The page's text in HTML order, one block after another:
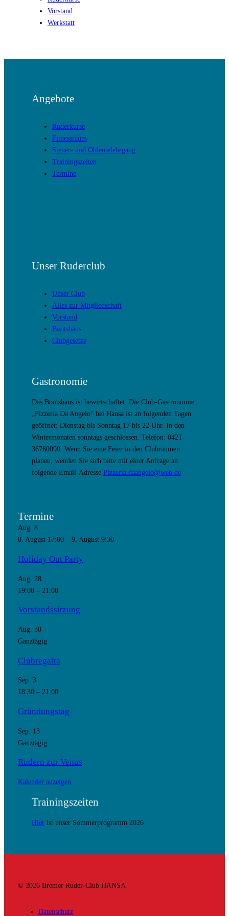
Vorstand
Werkstatt
Angebote
Ruderkurse
Fitnessraum
Steuer- und Obleutelehrgang
Trainingszeiten
Termine
Unser Ruderclub
Unser Club
Alles zur Mitgliedschaft
Vorstand
Bootshaus
Clubgesetze
Gastronomie
Das Bootshaus ist bewirtschaftet. Die Club-Gastronomie
„Pizzeria Da Angelo“ bei Hansa ist an folgenden Tagen
geöffnet: Dienstag bis Sonntag 17 bis 22 Uhr. In den
Wintermonaten sonntags geschlossen. Telefon: 0421
36760090. Wenn Sie eine Feier in den Clubräumen
planen, wenden Sie sich bitte mit einer Anfrage an
folgende Email-Adresse Pizzeria.daangelo@web.de
Termine
Aug. 8
8. August 17:00– 9. August 9:30
Holiday Out Party
Aug. 28
19:00– 21:00
Vorstandssitzung
Aug. 30
Ganztägig
Clubregatta
Sep. 3
18:30– 21:00
Gründungstag
Sep. 13
Ganztägig
Rudern zur Venus
Kalender anzeigen
Trainingszeiten
Hierist unser Sommerprogramm 2026
© 2026 Bremer Ruder-Club HANSA
Datenschutz